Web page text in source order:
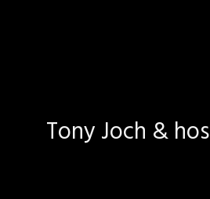
Tony Joch &